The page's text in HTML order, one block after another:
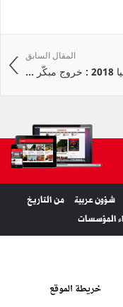
المقال السابق
...
شؤون عربية
من التاريخ
المؤسسات
خريطة الموقع